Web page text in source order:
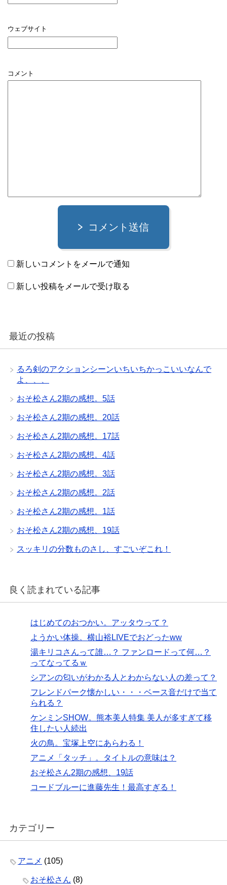
ウェブサイト
コメント
コメント送信
新しいコメントをメールで通知
新しい投稿をメールで受け取る
最近の投稿
るろ剣のアクションシーンいちいちかっこいいなんで
よ、、、
おそ松さん2期の感想。5話
おそ松さん2期の感想。20話
おそ松さん2期の感想。17話
おそ松さん2期の感想。4話
おそ松さん2期の感想。3話
おそ松さん2期の感想。2話
おそ松さん2期の感想。1話
おそ松さん2期の感想、19話
スッキリの分数ものさし、すごいぞこれ！
良く読まれている記事
はじめてのおつかい。アッタウって？
ようかい体操。横山裕LIVEでおどったww
湯キリコさんって誰…？ ファンロードって何…？
ってなってるｗ
シアンの匂いがわかる人とわからない人の差って？
フレンドパーク懐かしい・・・ベース音だけで当て
られる？
ケンミンSHOW。熊本美人特集 美人が多すぎて移
住したい人続出
火の鳥。宝塚上空にあらわる！
アニメ「タッチ」。タイトルの意味は？
おそ松さん2期の感想、19話
コードブルーに進藤先生！最高すぎる！
カテゴリー
アニメ (105)
おそ松さん (8)